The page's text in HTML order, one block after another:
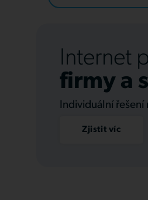
Internet
firmy a
Individuální řešení
Zjistit víc